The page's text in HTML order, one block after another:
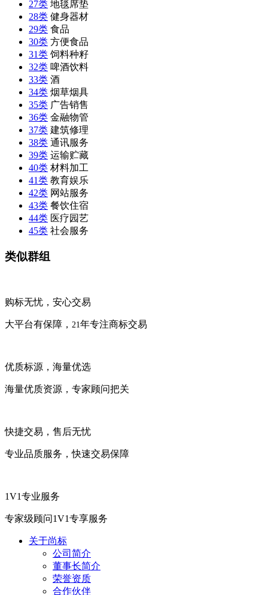
27类 地毯席垫
28类 健身器材
29类 食品
30类 方便食品
31类 饲料种籽
32类 啤酒饮料
33类 酒
34类 烟草烟具
35类 广告销售
36类 金融物管
37类 建筑修理
38类 通讯服务
39类 运输贮藏
40类 材料加工
41类 教育娱乐
42类 网站服务
43类 餐饮住宿
44类 医疗园艺
45类 社会服务
类似群组
购标无忧，安心交易
大平台有保障， 21年专注商标交易
优质标源，海量优选
海量优质资源，专家顾问把关
快捷交易，售后无忧
专业品质服务，快速交易保障
1V1专业服务
专家级顾问1V1专享服务
关于尚标
公司简介
董事长简介
荣誉资质
合作伙伴